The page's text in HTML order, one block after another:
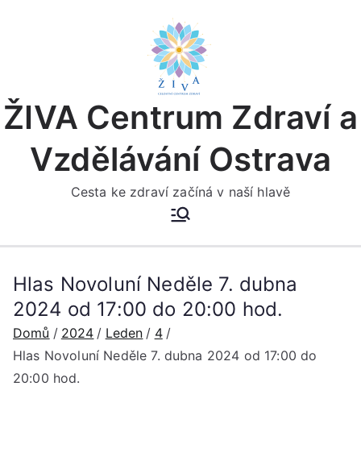
ŽIVA Centrum Zdraví a
Vzdělávání Ostrava
Cesta ke zdraví začíná v naší hlavě
Hlas Novoluní Neděle 7. dubna
2024 od 17:00 do 20:00 hod.
Domů 2024 Leden
4
Hlas Novoluní Neděle 7. dubna 2024 od 17:00 do
20:00 hod.